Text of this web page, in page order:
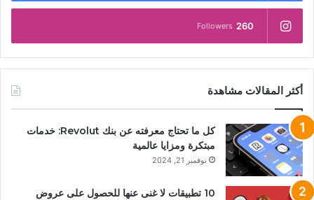
260
Followers
أكثر المقالات مشاهدة
كل ما تحتاج معرفته عن بنك Revolut: خدمات
مبتكرة ومزايا عالمية
نوفمبر 21, 2024
10 تطبيقات لا غنى عنها للحصول على عروض